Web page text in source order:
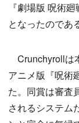
『劇場版 呪術
となったのであ
Crunchyrollは
アニメ版『呪術
た。同賞は審査
されるシステム